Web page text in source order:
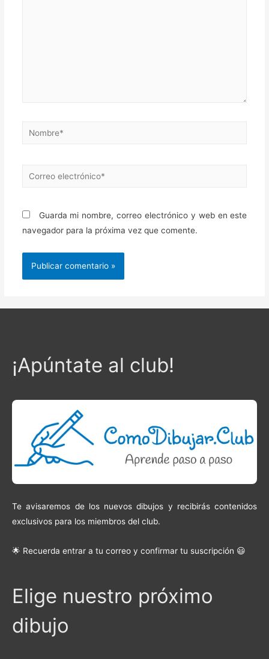
Nombre*
Correo
Guarda mi nombre, correo electrónico y web en este
navegador para la próxima vez que comente.
¡Apúntate al club!
Te avisaremos de los nuevos dibujos y recibirás contenidos
exclusivos para los miembros del club.
🌟 Recuerda entrar a tu correo y confirmar tu suscripción 😃
Elige nuestro próximo
dibujo